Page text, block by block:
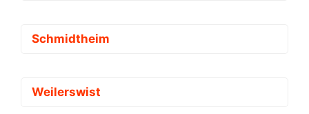
Schmidtheim
Weilerswist